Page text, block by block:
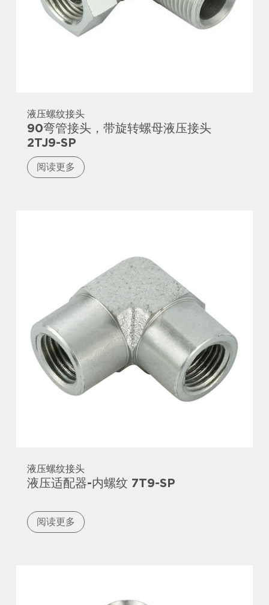
液压螺纹接头
90弯管接头，带旋转螺母液压接头
2TJ9-SP
阅读更多
液压螺纹接头
液压适配器-内螺纹 7T9-SP
阅读更多